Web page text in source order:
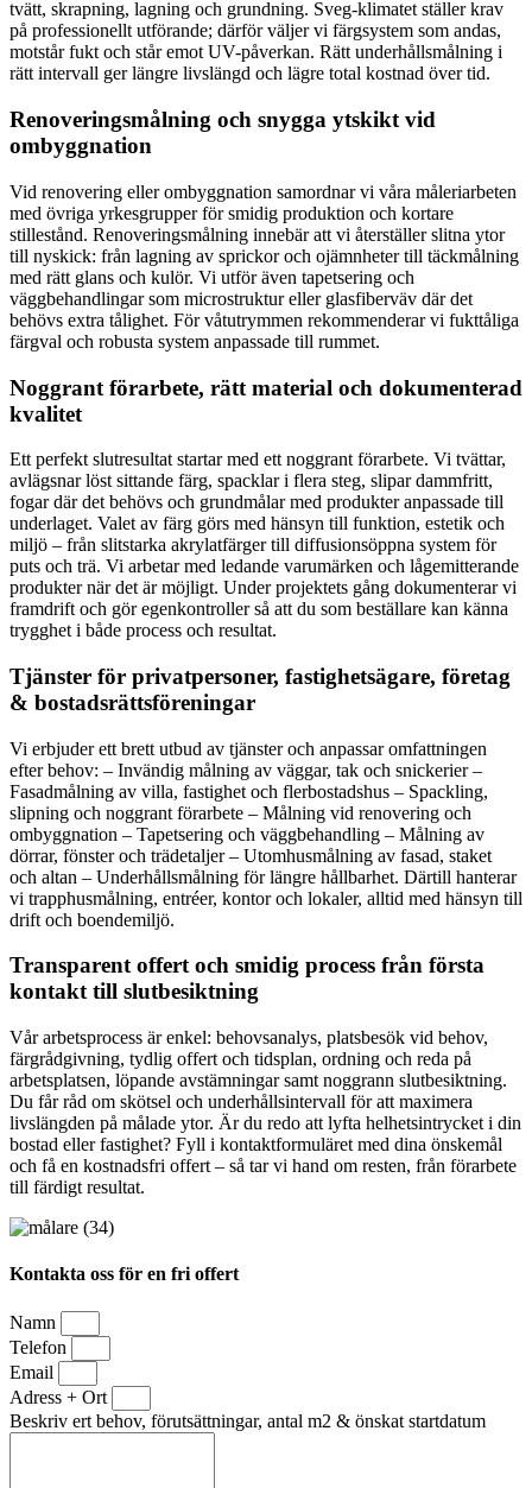
tvätt, skrapning, lagning och grundning. Sveg-klimatet ställer krav
på professionellt utförande; därför väljer vi färgsystem som andas,
motstår fukt och står emot UV-påverkan. Rätt underhållsmålning i
rätt intervall ger längre livslängd och lägre total kostnad över tid.
Renoveringsmålning och snygga ytskikt vid
ombyggnation
Vid renovering eller ombyggnation samordnar vi våra måleriarbeten
med övriga yrkesgrupper för smidig produktion och kortare
stillestånd. Renoveringsmålning innebär att vi återställer slitna ytor
till nyskick: från lagning av sprickor och ojämnheter till täckmålning
med rätt glans och kulör. Vi utför även tapetsering och
väggbehandlingar som microstruktur eller glasfiberväv där det
behövs extra tålighet. För våtutrymmen rekommenderar vi fukttåliga
färgval och robusta system anpassade till rummet.
Noggrant förarbete, rätt material och dokumenterad
kvalitet
Ett perfekt slutresultat startar med ett noggrant förarbete. Vi tvättar,
avlägsnar löst sittande färg, spacklar i flera steg, slipar dammfritt,
fogar där det behövs och grundmålar med produkter anpassade till
underlaget. Valet av färg görs med hänsyn till funktion, estetik och
miljö – från slitstarka akrylatfärger till diffusionsöppna system för
puts och trä. Vi arbetar med ledande varumärken och lågemitterande
produkter när det är möjligt. Under projektets gång dokumenterar vi
framdrift och gör egenkontroller så att du som beställare kan känna
trygghet i både process och resultat.
Tjänster för privatpersoner, fastighetsägare, företag
& bostadsrättsföreningar
Vi erbjuder ett brett utbud av tjänster och anpassar omfattningen
efter behov: – Invändig målning av väggar, tak och snickerier –
Fasadmålning av villa, fastighet och flerbostadshus – Spackling,
slipning och noggrant förarbete – Målning vid renovering och
ombyggnation – Tapetsering och väggbehandling – Målning av
dörrar, fönster och trädetaljer – Utomhusmålning av fasad, staket
och altan – Underhållsmålning för längre hållbarhet. Därtill hanterar
vi trapphusmålning, entréer, kontor och lokaler, alltid med hänsyn till
drift och boendemiljö.
Transparent offert och smidig process från första
kontakt till slutbesiktning
Vår arbetsprocess är enkel: behovsanalys, platsbesök vid behov,
färgrådgivning, tydlig offert och tidsplan, ordning och reda på
arbetsplatsen, löpande avstämningar samt noggrann slutbesiktning.
Du får råd om skötsel och underhållsintervall för att maximera
livslängden på målade ytor. Är du redo att lyfta helhetsintrycket i din
bostad eller fastighet? Fyll i kontaktformuläret med dina önskemål
och få en kostnadsfri offert – så tar vi hand om resten, från förarbete
till färdigt resultat.
Kontakta oss för en fri offert
Namn
Telefon
Email
Adress + Ort
Beskriv ert behov, förutsättningar, antal m2 & önskat startdatum